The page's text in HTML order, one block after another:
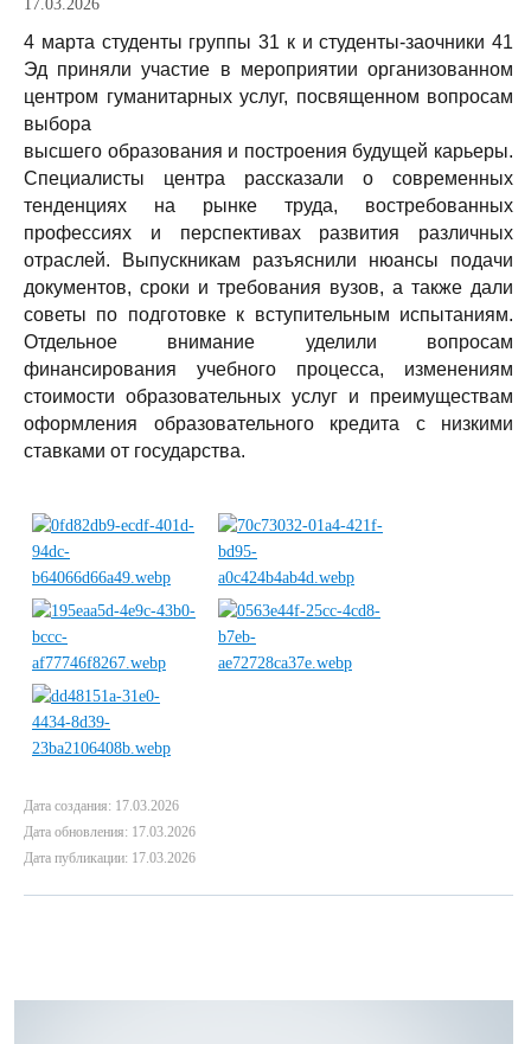
17.03.2026
4 марта студенты группы 31 к и студенты-заочники 41
Эд приняли участие в мероприятии организованном
центром гуманитарных услуг, посвященном вопросам
выбора
высшего образования и построения будущей карьеры.
Специалисты центра рассказали о современных
тенденциях на рынке труда, востребованных
профессиях и перспективах развития различных
отраслей. Выпускникам разъяснили нюансы подачи
документов, сроки и требования вузов, а также дали
советы по подготовке к вступительным испытаниям.
Отдельное внимание уделили вопросам
финансирования учебного процесса, изменениям
стоимости образовательных услуг и преимуществам
оформления образовательного кредита с низкими
ставками от государства.
Дата создания: 17.03.2026
Дата обновления: 17.03.2026
Дата публикации: 17.03.2026